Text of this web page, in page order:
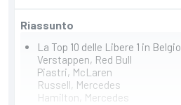
Riassunto
La Top 10 delle Libere 1 in Belgio
Verstappen, Red Bull
Piastri, McLaren
Russell, Mercedes
Hamilton, Mercedes